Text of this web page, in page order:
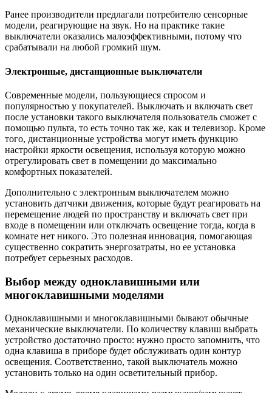
Ранее производители предлагали потребителю сенсорные
модели, реагирующие на звук. Но на практике такие
выключатели оказались малоэффективными, потому что
срабатывали на любой громкий шум.
Электронные, дистанционные выключатели
Современные модели, пользующиеся спросом и
популярностью у покупателей. Выключать и включать свет
после установки такого выключателя пользователь сможет с
помощью пульта, то есть точно так же, как и телевизор. Кроме
того, дистанционные устройства могут иметь функцию
настройки яркости освещения, используя которую можно
отрегулировать свет в помещении до максимально
комфортных показателей.
Дополнительно с электронным выключателем можно
установить датчики движения, которые будут реагировать на
перемещение людей по пространству и включать свет при
входе в помещении или отключать освещение тогда, когда в
комнате нет никого. Это полезная инновация, помогающая
существенно сократить энергозатраты, но ее установка
потребует серьезных расходов.
Выбор между одноклавишными или
многоклавишными моделями
Одноклавишными и многоклавишными бывают обычные
механические выключатели. По количеству клавиш выбрать
устройство достаточно просто: нужно просто запомнить, что
одна клавиша в приборе будет обслуживать один контур
освещения. Соответственно, такой выключатель можно
установить только на один осветительный прибор.